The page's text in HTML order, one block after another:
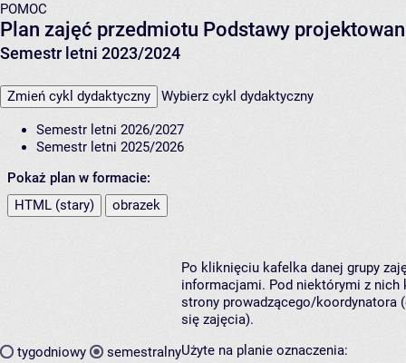
POMOC
Plan zajęć przedmiotu Podstawy
Semestr letni 2023/2024
Zmień cykl dydaktyczny Wybierz cykl dydaktyczny
Semestr letni 2026/2027
Semestr letni 2025/2026
Pokaż plan w formacie:
HTML (stary)
obrazek
tygodniowy semestralny
Po kliknięciu kafelka danej grupy
informacjami. Pod niektórymi z nich
strony prowadzącego/koordynatora
się zajęcia).
Użyte na planie oznaczenia: